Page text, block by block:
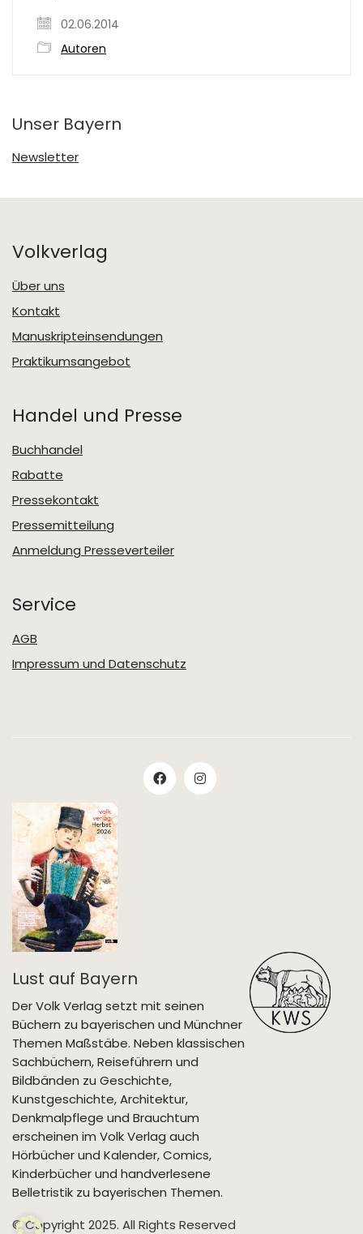
02.06.2014
Autoren
Unser Bayern
Newsletter
Volkverlag
Über uns
Kontakt
Manuskripteinsendungen
Praktikumsangebot
Handel und Presse
Buchhandel
Rabatte
Pressekontakt
Pressemitteilung
Anmeldung Presseverteiler
Service
AGB
Impressum und Datenschutz
Lust auf Bayern
Der Volk Verlag setzt mit seinen
Büchern zu bayerischen und Münchner
Themen Maßstäbe. Neben klassischen
Sachbüchern, Reiseführern und
Bildbänden zu Geschichte,
Kunstgeschichte, Architektur,
Denkmalpflege und Brauchtum
erscheinen im Volk Verlag auch
Hörbücher und Kalender, Comics,
Kinderbücher und handverlesene
Belletristik zu bayerischen Themen.
© Copyright 2025. All Rights Reserved